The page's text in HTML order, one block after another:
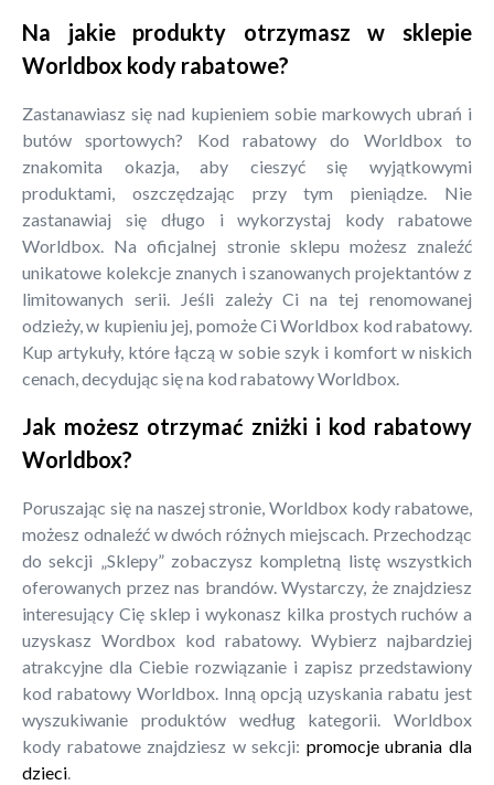
Na jakie produkty otrzymasz w sklepie
Worldbox kody rabatowe?
Zastanawiasz się nad kupieniem sobie markowych ubrań i
butów sportowych? Kod rabatowy do Worldbox to
znakomita okazja, aby cieszyć się wyjątkowymi
produktami, oszczędzając przy tym pieniądze. Nie
zastanawiaj się długo i wykorzystaj kody rabatowe
Worldbox. Na oficjalnej stronie sklepu możesz znaleźć
unikatowe kolekcje znanych i szanowanych projektantów z
limitowanych serii. Jeśli zależy Ci na tej renomowanej
odzieży, w kupieniu jej, pomoże Ci Worldbox kod rabatowy.
Kup artykuły, które łączą w sobie szyk i komfort w niskich
cenach, decydując się na kod rabatowy Worldbox.
Jak możesz otrzymać zniżki i kod rabatowy
Worldbox?
Poruszając się na naszej stronie, Worldbox kody rabatowe,
możesz odnaleźć w dwóch różnych miejscach. Przechodząc
do sekcji „Sklepy” zobaczysz kompletną listę wszystkich
oferowanych przez nas brandów. Wystarczy, że znajdziesz
interesujący Cię sklep i wykonasz kilka prostych ruchów a
uzyskasz Wordbox kod rabatowy. Wybierz najbardziej
atrakcyjne dla Ciebie rozwiązanie i zapisz przedstawiony
kod rabatowy Worldbox. Inną opcją uzyskania rabatu jest
wyszukiwanie produktów według kategorii. Worldbox
kody rabatowe znajdziesz w sekcji: promocje ubrania dla
dzieci.